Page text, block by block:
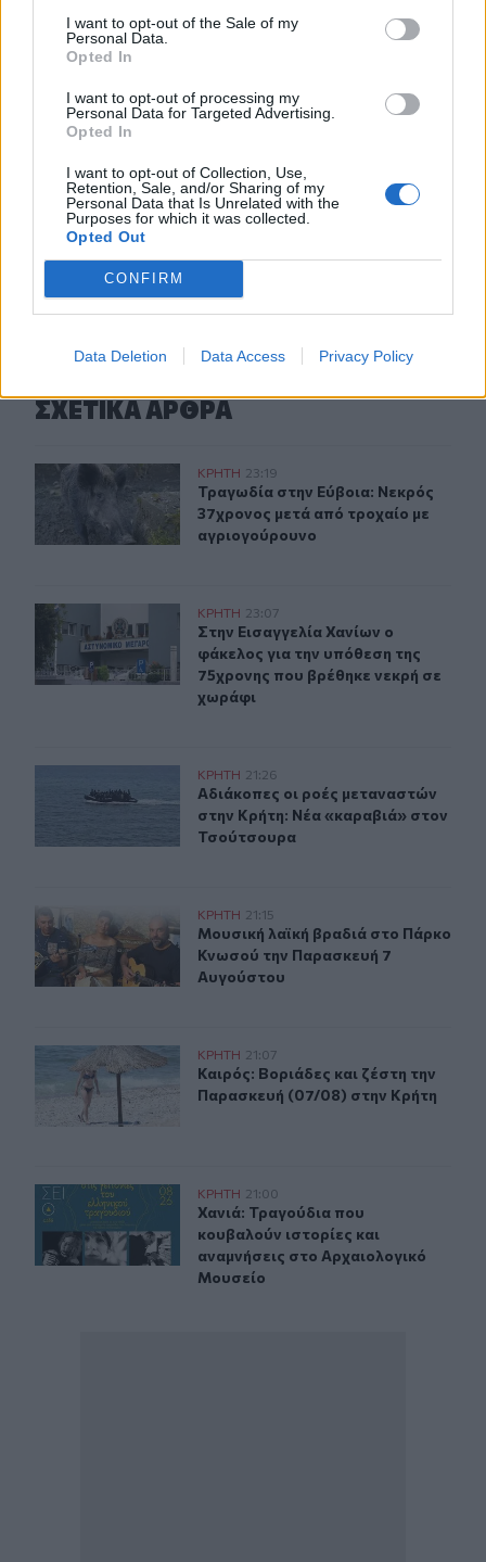
I want to opt-out of the Sale of my
Personal Data.
Opted In
I want to opt-out of processing my
Personal Data for Targeted Advertising.
Opted In
I want to opt-out of Collection, Use,
Retention, Sale, and/or Sharing of my
Personal Data that Is Unrelated with the
Purposes for which it was collected.
Opted Out
CONFIRM
Data Deletion Data Access Privacy Policy
21:00
αναμνήσεις στο Αρχαιολογικό Μουσείο
Στην Κρήτη ο υπ. Υποδομών Χρίστος Δήμας: «Προχωρούν
τα έργα σε όλο το μήκος του ΒΟΑΚ»
ΠΕΡΙΣΣΟΤΕΡΑ
ΣΧΕΤΙΚA AΡΘΡΑ
Τραγωδία στην Εύβοια: Νεκρός 37χρονος μετά από
ΚΡΗΤΗ 23:19
Τραγωδία στην Εύβοια: Νεκρός
Τραγωδία στην Εύβοια: Νεκρός
37χρονος μετά από τροχαίο με
αγριογούρουνο
Στην Εισαγγελία Χανίων ο φάκελος για την υπόθεση
ΚΡΗΤΗ 23:07
Στην Εισαγγελία Χανίων ο
Στην Εισαγγελία Χανίων ο
φάκελος για την υπόθεση της
75χρονης που βρέθηκε νεκρή σε
χωράφι
Αδιάκοπες οι ροές μεταναστών στην Κρήτη: Νέα
ΚΡΗΤΗ 21:26
Αδιάκοπες οι ροές μεταναστών
Αδιάκοπες οι ροές μεταναστών
στην Κρήτη: Νέα «καραβιά» στον
Τσούτσουρα
Μουσική λαϊκή βραδιά στο Πάρκο Κνωσού την
ΚΡΗΤΗ 21:15
Μουσική λαϊκή βραδιά στο
Μουσική λαϊκή βραδιά στο Πάρκο
Κνωσού την Παρασκευή 7
Αυγούστου
Καιρός: Βοριάδες και ζέστη την Παρασκευή (07/08)
ΚΡΗΤΗ 21:07
Καιρός: Βοριάδες και ζέστη την
Καιρός: Βοριάδες και ζέστη την
Παρασκευή (07/08) στην Κρήτη
Χανιά: Τραγούδια που κουβαλούν ιστορίες και
ΚΡΗΤΗ 21:00
Χανιά: Τραγούδια που κουβαλούν
Χανιά: Τραγούδια που
κουβαλούν ιστορίες και
αναμνήσεις στο Αρχαιολογικό
Μουσείο